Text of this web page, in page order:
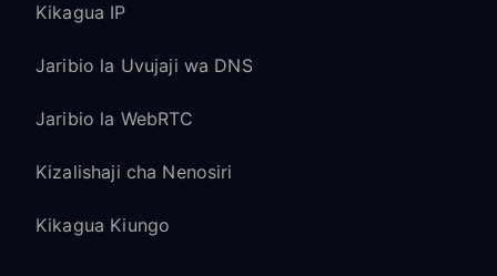
Kikagua IP
Jaribio la Uvujaji wa DNS
Jaribio la WebRTC
Kizalishaji cha Nenosiri
Kikagua Kiungo